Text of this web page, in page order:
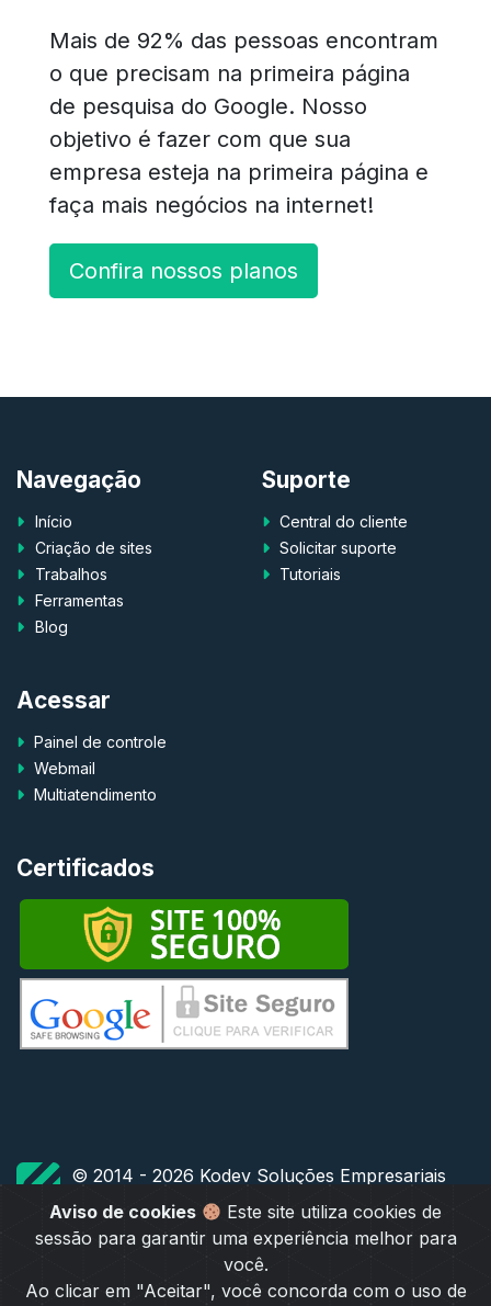
Aviso de cookies
Este site utiliza cookies de
sessão para garantir uma experiência melhor para
você.
Ao clicar em "Aceitar", você concorda com o uso de
Mais de 92% das pessoas encontram
o que precisam na primeira página
de pesquisa do Google. Nosso
objetivo é fazer com que sua
empresa esteja na primeira página e
faça mais negócios na internet!
Confira nossos planos
Navegação
Início
Criação de sites
Trabalhos
Ferramentas
Blog
Suporte
Central do cliente
Solicitar suporte
Tutoriais
Acessar
Painel de controle
Webmail
Multiatendimento
Certificados
© 2014 - 2026 Kodev Soluções Empresariais